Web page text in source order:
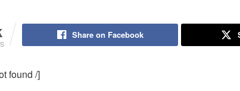
Share on Facebook
found /]